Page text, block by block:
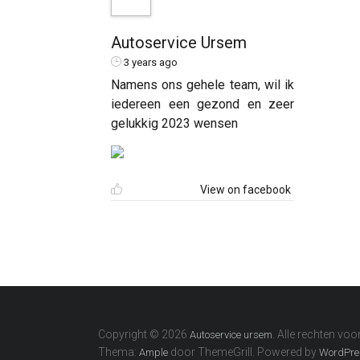
Autoservice Ursem
3 years ago
Namens ons gehele team, wil ik
iedereen een gezond en zeer
gelukkig 2023 wensen
View on facebook
Copyright © 2026 Autoservice ursem . Alle rechten
Thema: Ample door ThemeGrill. Powered by